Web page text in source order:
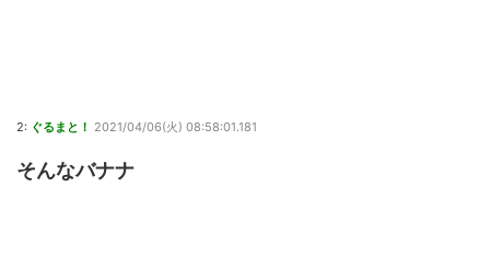
2: ぐるまと！ 2021/04/06(火) 08:58:01.181
そんなバナナ